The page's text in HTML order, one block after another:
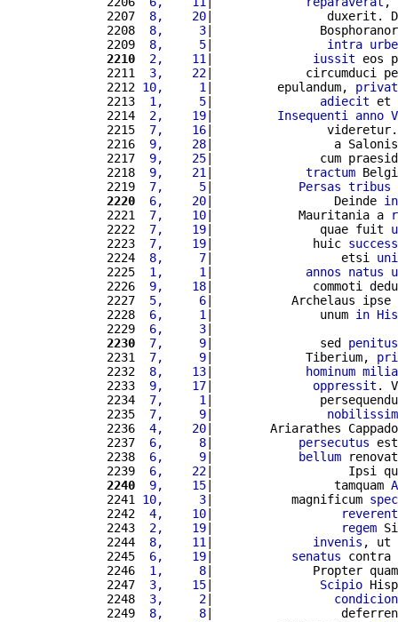
2207
8,    20|                duxerit.
2208
8,     3|
2209
8,     5| intra
2210
2,    11 | iussit eos
2211
3,    22|             circumduci
2212 10,     1 |         epulandum,
2213
1,     5| adiecit et
2214
2,    19| Insequenti anno
2215
7,    16|
2216
9,    28|                 a Salonis
2217
9,    25|               cum
2218
9,    21 | tractum
2219
7,     5| Persas tribus
2220
6,    20|                 Deinde in
2221
7,    10|            Mauritania a
2222
7,    19|               quae fuit
2223
7,    19|              huic
2224
8,     7|                  etsi
2225
1,     1 | annos natus
2226
9,    18|              commoti
2227
5,     6|           Archelaus
2228
6,     1 |               unum in
2229
6,     3|
2230
7,     9|               sed penitus
2231
7,     9|             Tiberium,
2232
8,    13| hominum milia
2233
9,    17| oppressit .
2234
7,     1 |
2235
7,     9|
2236
4,    20|        Ariarathes
2237
6,     8| persecutus
2238
6,     9| bellum
2239
6,    22|                   Ipsi
2240
9,    15|                 tamquam
2241 10,     3|           magnificum
2242
4,    10|
2243
2,    19| regem
2244
8,    11 | invenis , ut
2245
6,    19| senatus contra
2246
1,     8|              Propter
2247
3,    15| Scipio
2248
3,     2|
2249
8,     8|                  deferrent